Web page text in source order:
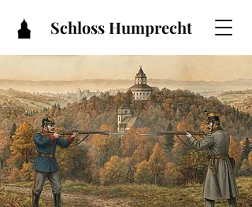
Schloss Humprecht